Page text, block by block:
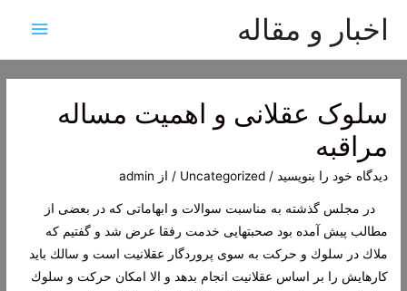
اخبار و مقاله
اصلی
سلوک عقلانی و اهمیت مساله
مراقبه
دیدگاه‌ خود را بنویسید /
Uncategorized / از admin
در مجلس گذشته به مناسبت سوالات و ابهاماتی كه در بعضی از
مطالب پیش آمده بود صحبتهایی خدمت رفقا عرض شد و گفتیم كه
ملاك در سلوك و حركت به سوی پروردگار عقلانیت است و سالك باید
كارهایش را بر اساس عقلانیت انجام بدهد و الا امكان حركت و سلوك